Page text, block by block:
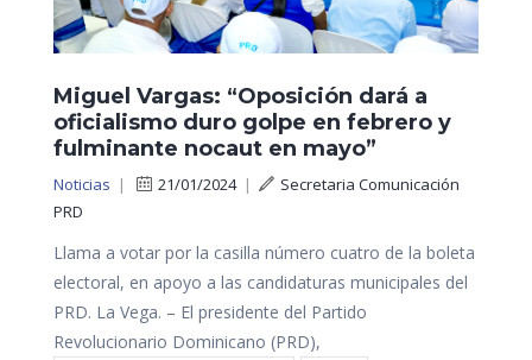
Miguel Vargas: “Oposición dará a
oficialismo duro golpe en febrero y
fulminante nocaut en mayo”
Noticias | 21/01/2024|
Secretaria Comunicación
PRD
Llama a votar por la casilla número cuatro de la boleta
electoral, en apoyo a las candidaturas municipales del
PRD. La Vega. – El presidente del Partido
Revolucionario Dominicano (PRD),